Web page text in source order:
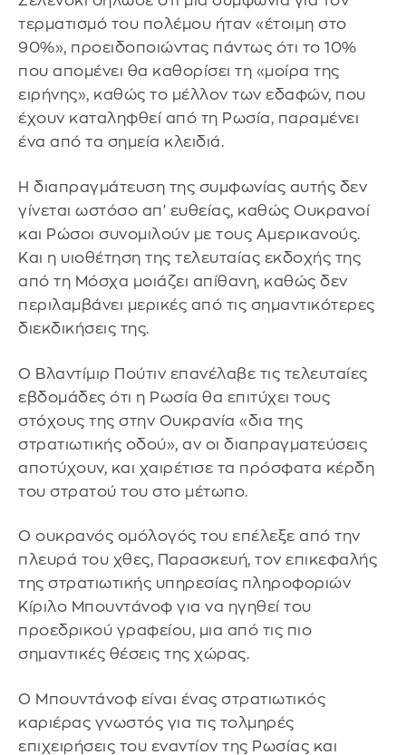
τερματισμό του πολέμου ήταν «έτοιμη στο
90%», προειδοποιώντας πάντως ότι το 10%
που απομένει θα καθορίσει τη «μοίρα της
ειρήνης», καθώς το μέλλον των εδαφών, που
έχουν καταληφθεί από τη Ρωσία, παραμένει
ένα από τα σημεία κλειδιά.
Η διαπραγμάτευση της συμφωνίας αυτής δεν
γίνεται ωστόσο απ' ευθείας, καθώς Ουκρανοί
και Ρώσοι συνομιλούν με τους Αμερικανούς.
Και η υιοθέτηση της τελευταίας εκδοχής της
από τη Μόσχα μοιάζει απίθανη, καθώς δεν
περιλαμβάνει μερικές από τις σημαντικότερες
διεκδικήσεις της.
Ο Βλαντίμιρ Πούτιν επανέλαβε τις τελευταίες
εβδομάδες ότι η Ρωσία θα επιτύχει τους
στόχους της στην Ουκρανία «δια της
στρατιωτικής οδού», αν οι διαπραγματεύσεις
αποτύχουν, και χαιρέτισε τα πρόσφατα κέρδη
του στρατού του στο μέτωπο.
Ο ουκρανός ομόλογός του επέλεξε από την
πλευρά του χθες, Παρασκευή, τον επικεφαλής
της στρατιωτικής υπηρεσίας πληροφοριών
Κίριλο Μπουντάνοφ για να ηγηθεί του
προεδρικού γραφείου, μια από τις πιο
σημαντικές θέσεις της χώρας.
Ο Μπουντάνοφ είναι ένας στρατιωτικός
καριέρας γνωστός για τις τολμηρές
επιχειρήσεις του εναντίον της Ρωσίας και